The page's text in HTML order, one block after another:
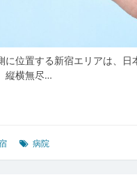
に位置する新宿エリアは、日
縦横無尽…
病院